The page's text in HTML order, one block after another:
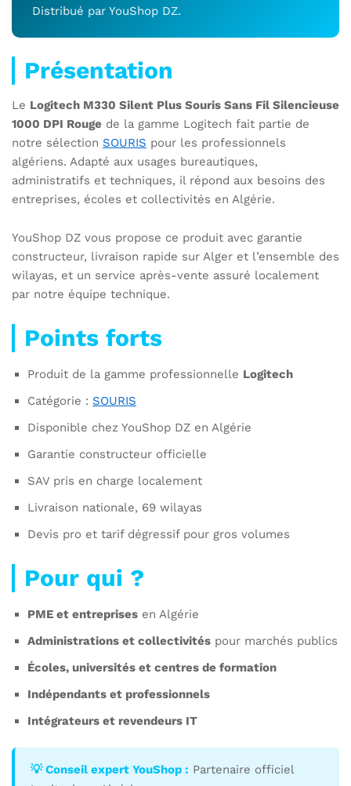
Distribué par YouShop DZ.
Présentation
Le Logitech M330 Silent Plus Souris Sans Fil Silencieuse
1000 DPI Rouge de la gamme Logitech fait partie de
notre sélection SOURIS pour les professionnels
algériens. Adapté aux usages bureautiques,
administratifs et techniques, il répond aux besoins des
entreprises, écoles et collectivités en Algérie.
YouShop DZ vous propose ce produit avec garantie
constructeur, livraison rapide sur Alger et l’ensemble des
wilayas, et un service après-vente assuré localement
par notre équipe technique.
Points forts
Produit de la gamme professionnelle Logitech
Catégorie : SOURIS
Disponible chez YouShop DZ en Algérie
Garantie constructeur officielle
SAV pris en charge localement
Livraison nationale, 69 wilayas
Devis pro et tarif dégressif pour gros volumes
Pour qui ?
PME et entreprises en Algérie
Administrations et collectivités pour marchés publics
Écoles, universités et centres de formation
Indépendants et professionnels
Intégrateurs et revendeurs IT
💡 Conseil expert YouShop : Partenaire officiel